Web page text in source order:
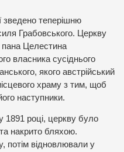
зведено теперішню
Грабовського. Церкву
пана Целестина
власника сусіднього
якого австрійський
храму з тим, щоб
наступники.
році, церкву було
накрито бляхою.
потім відновлювали у